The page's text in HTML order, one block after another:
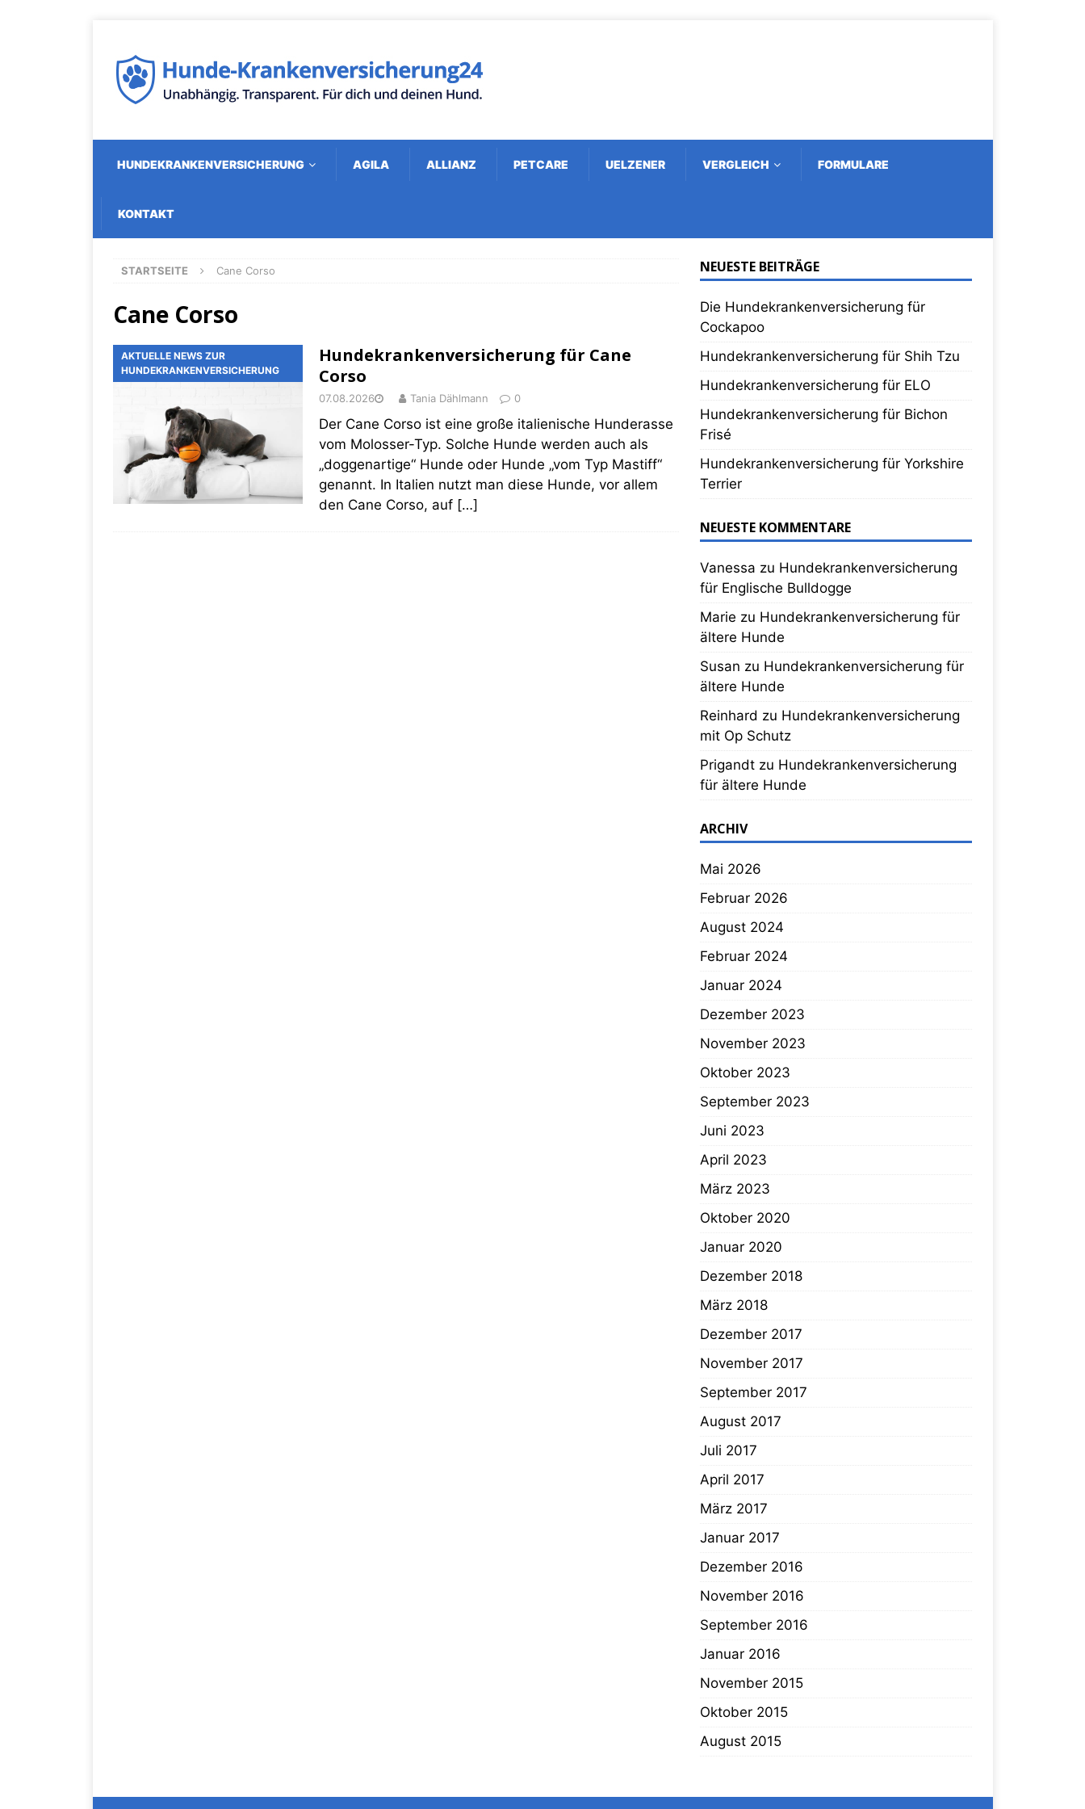
HUNDEKRANKENVERSICHERUNG AGILA ALLIANZ PETCARE UELZENER VERGLEICH FORMULARE
KONTAKT
STARTSEITE Cane Corso
Cane Corso
AKTUELLE NEWS ZUR
HUNDEKRANKENVERSICHERUNG
Hundekrankenversicherung für Cane
Corso
07.08.2026 Tania Dählmann 0
Der Cane Corso ist eine große italienische Hunderasse
vom Molosser-Typ. Solche Hunde werden auch als
„doggenartige“ Hunde oder Hunde „vom Typ Mastiff“
genannt. In Italien nutzt man diese Hunde, vor allem
den Cane Corso, auf […]
NEUESTE BEITRÄGE
Die Hundekrankenversicherung für
Cockapoo
Hundekrankenversicherung für Shih Tzu
Hundekrankenversicherung für ELO
Hundekrankenversicherung für Bichon
Frisé
Hundekrankenversicherung für Yorkshire
Terrier
NEUESTE KOMMENTARE
Vanessa zu Hundekrankenversicherung
für Englische Bulldogge
Marie zu Hundekrankenversicherung für
ältere Hunde
Susan zu Hundekrankenversicherung für
ältere Hunde
Reinhard zu Hundekrankenversicherung
mit Op Schutz
Prigandt zu Hundekrankenversicherung
für ältere Hunde
ARCHIV
Mai 2026
Februar 2026
August 2024
Februar 2024
Januar 2024
Dezember 2023
November 2023
Oktober 2023
September 2023
Juni 2023
April 2023
März 2023
Oktober 2020
Januar 2020
Dezember 2018
März 2018
Dezember 2017
November 2017
September 2017
August 2017
Juli 2017
April 2017
März 2017
Januar 2017
Dezember 2016
November 2016
September 2016
Januar 2016
November 2015
Oktober 2015
August 2015